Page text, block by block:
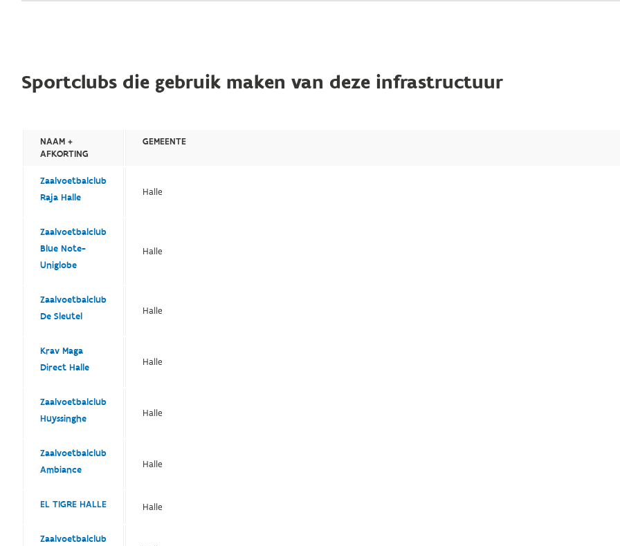
Sportclubs die gebruik maken van deze infrastructuur
NAAM +
AFKORTING
GEMEENTE
Zaalvoetbalclub
Raja Halle
Halle
Zaalvoetbalclub
Blue Note-
Uniglobe
Halle
Zaalvoetbalclub
De Sleutel
Halle
Krav Maga
Direct Halle
Halle
Zaalvoetbalclub
Huyssinghe
Halle
Zaalvoetbalclub
Ambiance
Halle
EL TIGRE HALLE Halle
Zaalvoetbalclub